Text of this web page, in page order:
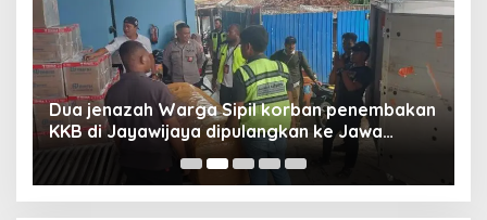
Dua jenazah Warga Sipil korban penembakan
KKB di Jayawijaya dipulangkan ke Jawa
Barat, Kaops Damai Cartenz: Kami terus buru
pelakunya